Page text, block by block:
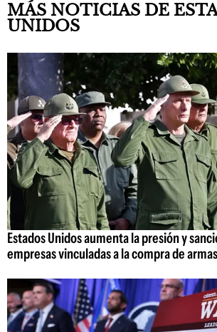
MÁS NOTICIAS DE
UNIDOS
Estados Unidos aumenta la presión y
empresas vinculadas a la compra de